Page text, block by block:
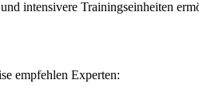
intensivere Trainingseinheiten
empfehlen Experten: